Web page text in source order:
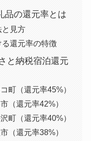
品の還元率とは
と見方
還元率の特徴
と納税宿泊還元
町（還元率45%）
（還元率42%）
町（還元率40%）
（還元率38%）